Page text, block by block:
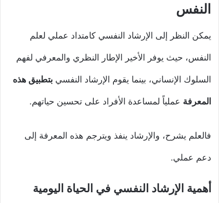
النفس
يمكن النظر إلى الإرشاد النفسي كامتداد عملي لعلم
النفس، حيث يوفر الأخير الإطار النظري والمعرفي لفهم
السلوك الإنساني، بينما يقوم الإرشاد النفسي بتطبيق هذه
المعرفة عملياً لمساعدة الأفراد على تحسين حياتهم.
فالعلم يشرح، والإرشاد ينفذ ويترجم هذه المعرفة إلى
دعم عملي.
أهمية الإرشاد النفسي في الحياة اليومية